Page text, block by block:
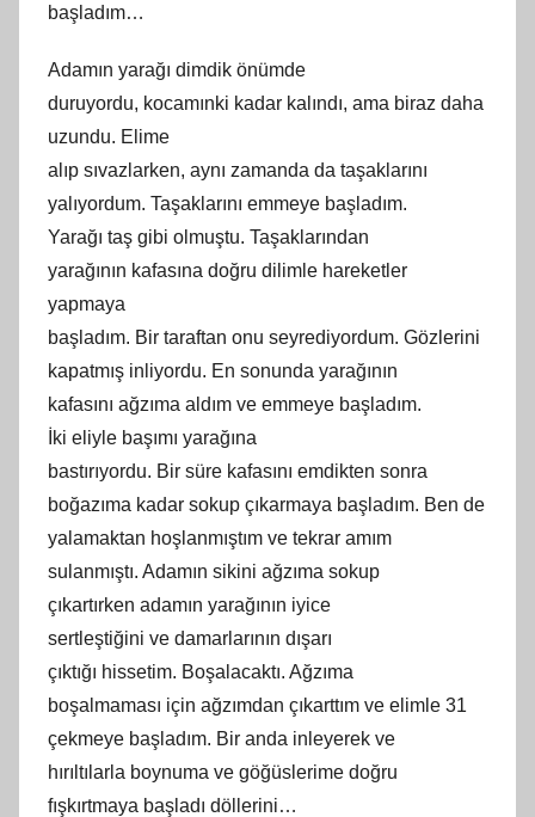
başladım…
Adamın yarağı dimdik önümde
duruyordu, kocamınki kadar kalındı, ama biraz daha
uzundu. Elime
alıp sıvazlarken, aynı zamanda da taşaklarını
yalıyordum. Taşaklarını emmeye başladım.
Yarağı taş gibi olmuştu. Taşaklarından
yarağının kafasına doğru dilimle hareketler
yapmaya
başladım. Bir taraftan onu seyrediyordum. Gözlerini
kapatmış inliyordu. En sonunda yarağının
kafasını ağzıma aldım ve emmeye başladım.
İki eliyle başımı yarağına
bastırıyordu. Bir süre kafasını emdikten sonra
boğazıma kadar sokup çıkarmaya başladım. Ben de
yalamaktan hoşlanmıştım ve tekrar amım
sulanmıştı. Adamın sikini ağzıma sokup
çıkartırken adamın yarağının iyice
sertleştiğini ve damarlarının dışarı
çıktığı hissetim. Boşalacaktı. Ağzıma
boşalmaması için ağzımdan çıkarttım ve elimle 31
çekmeye başladım. Bir anda inleyerek ve
hırıltılarla boynuma ve göğüslerime doğru
fışkırtmaya başladı döllerini…